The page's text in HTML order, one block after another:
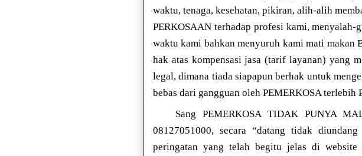
waktu, tenaga, kesehatan, pikiran, alih-alih
PERKOSAAN terhadap profesi kami,
waktu kami bahkan menyuruh kami mati makan
hak atas kompensasi jasa (tarif layanan) yang
legal, dimana tiada siapapun berhak untuk
bebas dari gangguan oleh PEMERKOSA
Sang PEMERKOSA TIDAK PUNYA
08127051000, secara “datang tidak
peringatan yang telah begitu jelas di